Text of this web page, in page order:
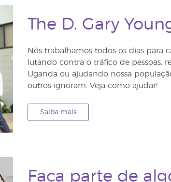
The D. Gary
Nós trabalhamos todos os dias para
lutando contra o tráfico de pessoas,
Uganda ou ajudando nossa
outros ignoram. Veja como ajudar!
Saiba mais
Faça parte de